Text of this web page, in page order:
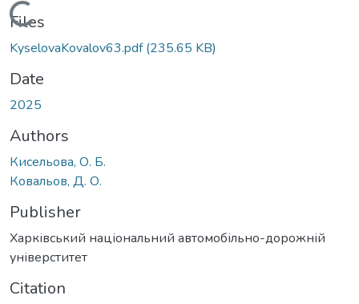
Loading...
Files
KyselovaKovalov63.pdf(235.65 KB)
Date
2025
Authors
Кисельова, О. Б.
Ковальов, Д. О.
Publisher
Харківський національний автомобільно-дорожній
універститет
Citation